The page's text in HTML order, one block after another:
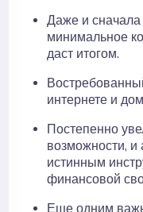
Даже и сначала
минимальное
даст итогом.
интернете и
Постепенно
возможности,
истинным
финансовой